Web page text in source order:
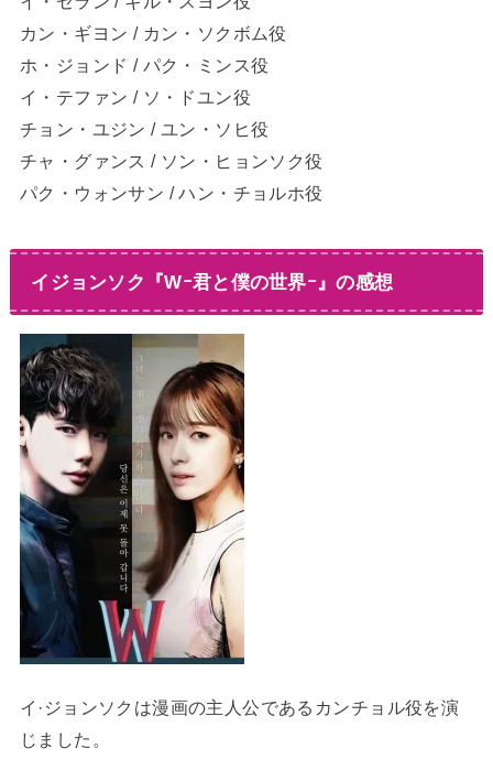
カン・ギヨン / カン・ソクボム役
ホ・ジョンド / パク・ミンス役
イ・テファン / ソ・ドユン役
チョン・ユジン / ユン・ソヒ役
チャ・グァンス / ソン・ヒョンソク役
パク・ウォンサン / ハン・チョルホ役
イジョンソク『Wｰ君と僕の世界ｰ』の感想
イ·ジョンソクは漫画の主人公であるカンチョル役を演
じました。